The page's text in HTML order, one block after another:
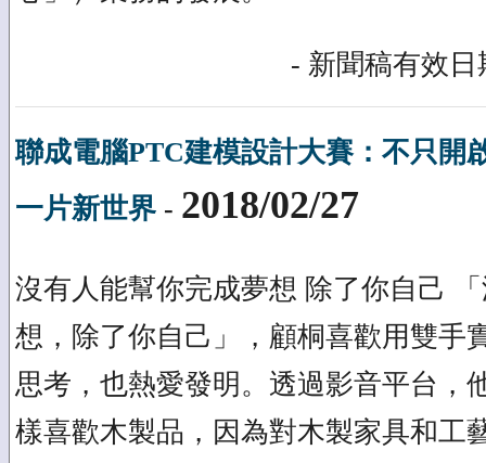
- 新聞稿有效日
聯成電腦PTC建模設計大賽：不只開
一片新世界 - 2018/02/27
沒有人能幫你完成夢想 除了你自己
想，除了你自己」，顧桐喜歡用雙手
思考，也熱愛發明。透過影音平台，
樣喜歡木製品，因為對木製家具和工